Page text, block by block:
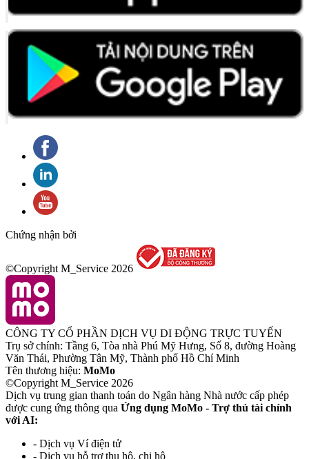
Chứng nhận bởi
©Copyright M_Service 2026
CÔNG TY CỔ PHẦN DỊCH VỤ DI ĐỘNG TRỰC TUYẾN
Trụ sở chính: Tầng 6, Tòa nhà Phú Mỹ Hưng, Số 8, đường Hoàng
Văn Thái, Phường Tân Mỹ, Thành phố Hồ Chí Minh
Tên thương hiệu: MoMo
©Copyright M_Service 2026
Dịch vụ trung gian thanh toán do Ngân hàng Nhà nước cấp phép
được cung ứng thông qua Ứng dụng MoMo - Trợ thủ tài chính
với AI:
- Dịch vụ Ví điện tử
- Dịch vụ hỗ trợ thu hộ, chi hộ